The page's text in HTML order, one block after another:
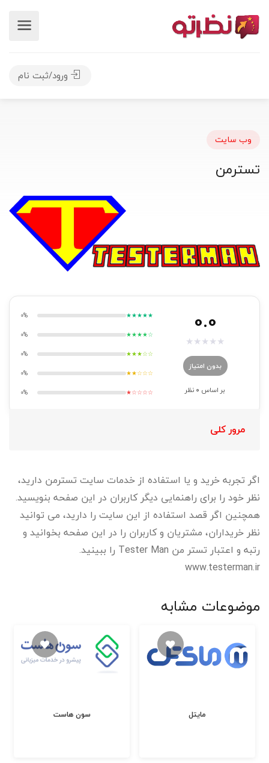
ورود/ثبت نام
وب سایت
تسترمن
0.0
★
★
★
★
★
بدون امتیاز
بر اساس 0 نظر
★★★★★
0%
★★★★☆
0%
★★★☆☆
0%
★★☆☆☆
0%
★☆☆☆☆
0%
مرور کلی
اگر تجربه خرید و یا استفاده از خدمات سایت تسترمن دارید،
نظر خود را برای راهنمایی دیگر کاربران در این صفحه بنویسید.
همچنین اگر قصد استفاده از این سایت را دارید، می توانید
نظر خریداران، مشتریان و کاربران را در این صفحه بخوانید و
رتبه و اعتبار تستر من Tester Man را ببینید.
www.testerman.ir
موضوعات مشابه
سون هاست مایتل